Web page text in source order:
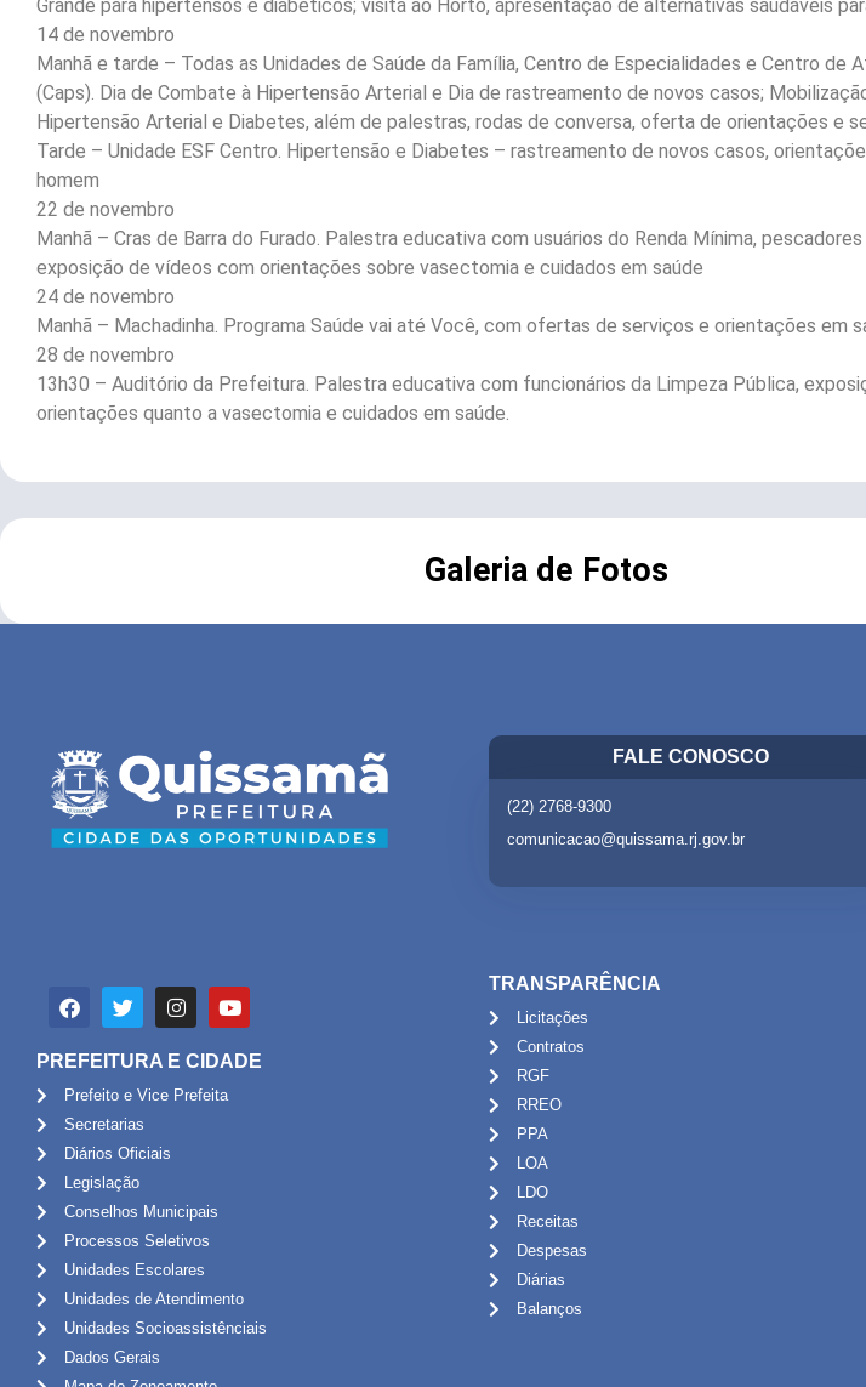
Grande para hipertensos e diabéticos; visita ao Horto, apresentação de alternativas saudáveis
14 de novembro
Manhã e tarde – Todas as Unidades de Saúde da Família, Centro de Especialidades e Centro de
(Caps). Dia de Combate à Hipertensão Arterial e Dia de rastreamento de novos casos;
Hipertensão Arterial e Diabetes, além de palestras, rodas de conversa, oferta de orientações e
Tarde – Unidade ESF Centro. Hipertensão e Diabetes – rastreamento de novos casos,
homem
22 de novembro
Manhã – Cras de Barra do Furado. Palestra educativa com usuários do Renda Mínima,
exposição de vídeos com orientações sobre vasectomia e cuidados em saúde
24 de novembro
Manhã – Machadinha. Programa Saúde vai até Você, com ofertas de serviços e orientações em
28 de novembro
13h30 – Auditório da Prefeitura. Palestra educativa com funcionários da Limpeza Pública,
orientações quanto a vasectomia e cuidados em saúde.
Galeria de Fotos
FALE CONOSCO
(22) 2768-9300
comunicacao@quissama.rj.gov.br
PREFEITURA E CIDADE
Prefeito e Vice Prefeita
Secretarias
Diários Oficiais
Legislação
Conselhos Municipais
Processos Seletivos
Unidades Escolares
Unidades de Atendimento
Unidades Socioassistênciais
Dados Gerais
TRANSPARÊNCIA
Licitações
Contratos
RGF
RREO
PPA
LOA
LDO
Receitas
Despesas
Diárias
Balanços